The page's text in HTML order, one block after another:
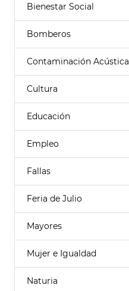
Bienestar Social
Bomberos
Contaminación Acústica
Cultura
Educación
Empleo
Fallas
Feria de Julio
Mayores
Mujer e Igualdad
Naturia